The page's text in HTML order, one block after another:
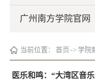
广州南方学院官网
当前位置： 首页 -> 学院
医乐和鸣：“大湾区音